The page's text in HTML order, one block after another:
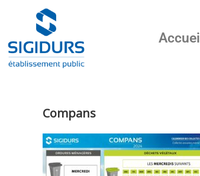
Accueil
Compans